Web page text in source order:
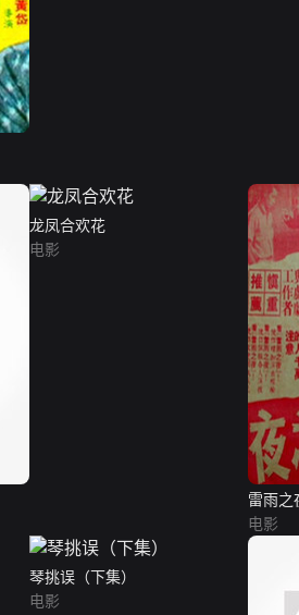
龙凤合欢花
电影
雷雨之
电影
琴挑误（下集）
电影